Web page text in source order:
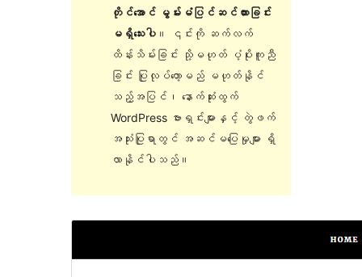
တိုင်အောင် မွမ်းမံပြင်ဆင်ထားခြင်း
မရှိသေးပါ။ ၎င်းကို ဆက်လက်
ထိန်းသိမ်းခြင်း သို့မဟုတ် ပံ့ပိုးကူညီ
ခြင်း ပြုလုပ်တော့မည် မဟုတ်နိုင်
သည့်အပြင်၊ နောက်ဆုံးထွက်
WordPress ဗားရှင်းများနှင့် တွဲဖက်
အသုံးပြုရာတွင် အဆင်မပြေမှုများ ရှိ
လာနိုင်ပါသည်။